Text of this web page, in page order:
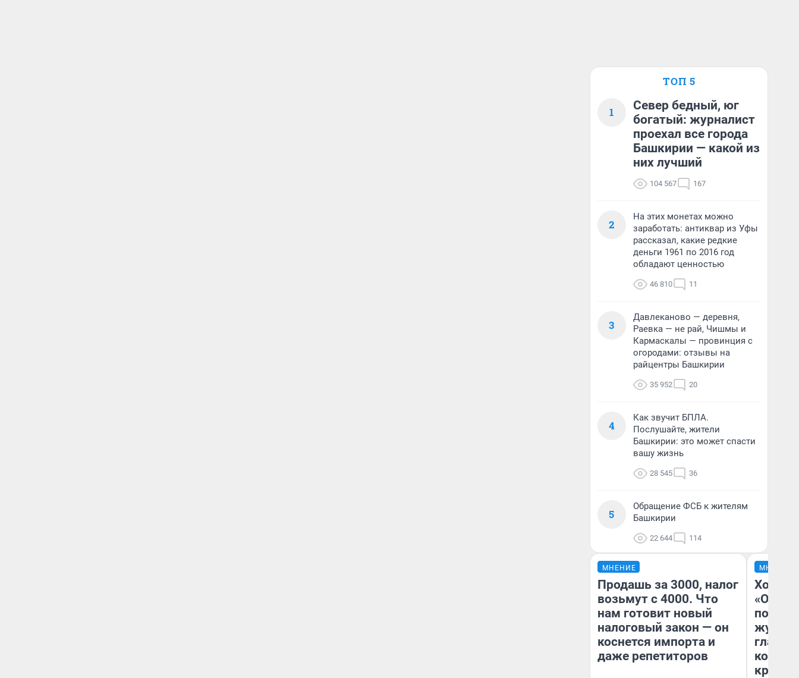
ТОП 5
1
Север бедный, юг
богатый: журналист
проехал все города
Башкирии — какой из
них лучший
104 567 167
2
На этих монетах можно
заработать: антиквар из Уфы
рассказал, какие редкие
деньги 1961 по 2016 год
обладают ценностью
46 810 11
3
Давлеканово — деревня,
Раевка — не рай, Чишмы и
Кармаскалы — провинция с
огородами: отзывы на
райцентры Башкирии
35 952 20
4
Как звучит БПЛА.
Послушайте, жители
Башкирии: это может спасти
вашу жизнь
28 545 36
5
Обращение ФСБ к жителям
Башкирии
22 644 114
МНЕНИЕ
Продашь за 3000, налог
возьмут с 4000. Что
нам готовит новый
налоговый закон — он
коснется импорта и
даже репетиторов
МНЕНИЕ
Хоть